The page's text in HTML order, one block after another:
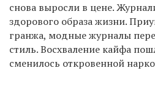
снова выросли в цене.
здорового образа жизни.
гранжа, модные журналы
стиль. Восхваление кайфа
сменилось откровенной